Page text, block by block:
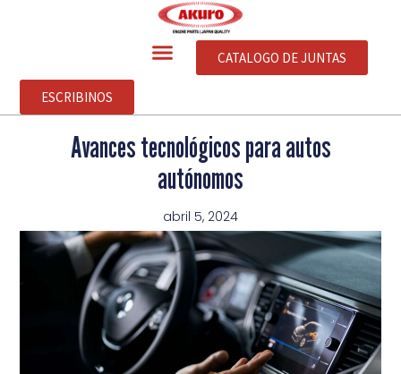
CATALOGO DE JUNTAS
ESCRIBINOS
Avances tecnológicos para autos
autónomos
abril 5, 2024